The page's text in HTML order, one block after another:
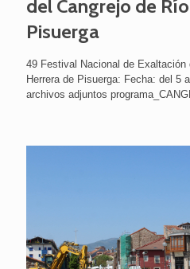
del Cangrejo de
Pisuerga
49 Festival Nacional de Exaltación
Herrera de Pisuerga: Fecha: del 5
archivos adjuntos